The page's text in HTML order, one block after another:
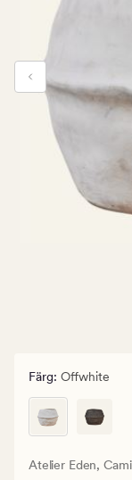
Färg: Offwhite
Atelier Eden,